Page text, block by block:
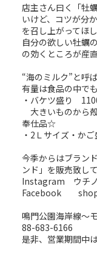
店主さん曰く「牡
いけど、コツが分
を召し上がってほ
自分の欲しい牡蠣
の効くところが産
“海のミルク”と呼
有量は食品の中で
・バケツ盛り
大きいものから
奉仕品☆
・2Ｌサイズ・か
今季からはブラン
ンド」を販売致し
Instagram ウチノ
Facebook shop
鳴門公園海岸線～
88-683-6166
是非、営業期間